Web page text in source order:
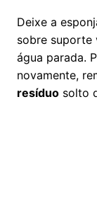
Deixe a
sobre suporte
água parada.
novamente,
resíduo solto